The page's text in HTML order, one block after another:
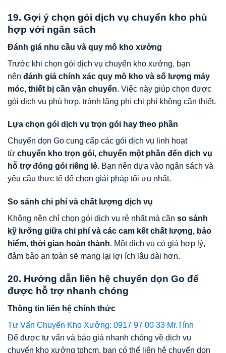
19. Gợi ý chọn gói dịch vụ chuyển kho phù
hợp với ngân sách
Đánh giá nhu cầu và quy mô kho xưởng
Trước khi chọn gói dịch vụ chuyển kho xưởng, bạn
nên đánh giá chính xác quy mô kho và số lượng máy
móc, thiết bị cần vận chuyển. Việc này giúp chọn được
gói dịch vụ phù hợp, tránh lãng phí chi phí không cần thiết.
Lựa chọn gói dịch vụ trọn gói hay theo phần
Chuyển dọn Go cung cấp các gói dịch vụ linh hoạt
từ chuyển kho trọn gói, chuyển một phần đến dịch vụ
hỗ trợ đóng gói riêng lẻ. Bạn nên dựa vào ngân sách và
yêu cầu thực tế để chọn giải pháp tối ưu nhất.
So sánh chi phí và chất lượng dịch vụ
Không nên chỉ chọn gói dịch vụ rẻ nhất mà cần so sánh
kỹ lưỡng giữa chi phí và các cam kết chất lượng, bảo
hiểm, thời gian hoàn thành. Một dịch vụ có giá hợp lý,
đảm bảo an toàn sẽ mang lại lợi ích lâu dài hơn.
20. Hướng dẫn liên hệ chuyển dọn Go để
được hỗ trợ nhanh chóng
Thông tin liên hệ chính thức
Tư Vấn Chuyển Kho Xưởng: 0917 97 00 33 Mr.Tính
Để được tư vấn và báo giá nhanh chóng về dịch vụ
chuyển kho xưởng tphcm, bạn có thể liên hệ chuyển dọn